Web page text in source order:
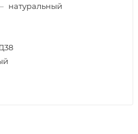
натуральный